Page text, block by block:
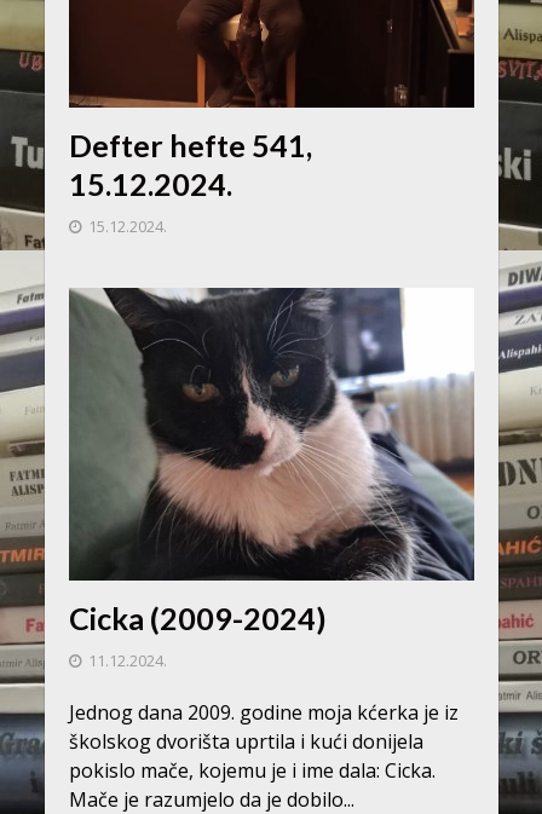
Defter hefte 541,
15.12.2024.
15.12.2024.
Cicka (2009-2024)
11.12.2024.
Jednog dana 2009. godine moja kćerka je iz
školskog dvorišta uprtila i kući donijela
pokislo mače, kojemu je i ime dala: Cicka.
Mače je razumjelo da je dobilo...